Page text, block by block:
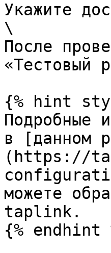
Укажите
\
После
«Тестовый
{% hint
Подробные
в [данном
(https://
можете
taplink.